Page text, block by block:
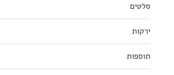
סלטים
ירקות
תוספות